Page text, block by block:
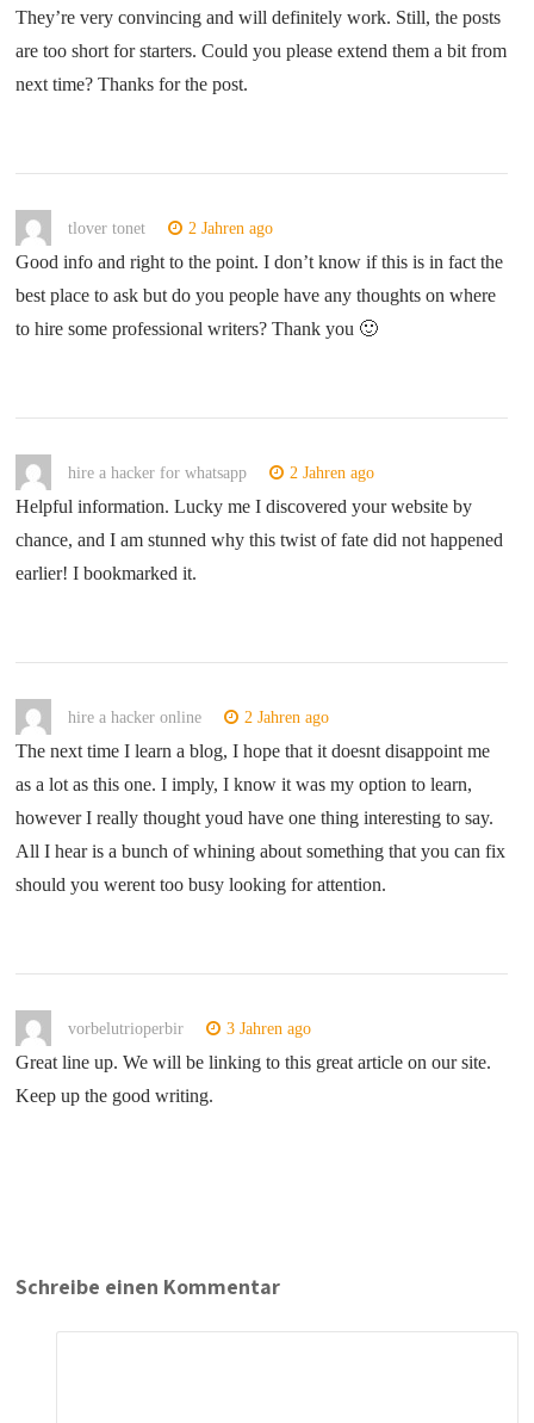
They’re very convincing and will definitely work. Still, the posts
are too short for starters. Could you please extend them a bit from
next time? Thanks for the post.
tlover tonet 2 Jahren ago
Good info and right to the point. I don’t know if this is in fact the
best place to ask but do you people have any thoughts on where
to hire some professional writers? Thank you 🙂
hire a hacker for whatsapp 2 Jahren ago
Helpful information. Lucky me I discovered your website by
chance, and I am stunned why this twist of fate did not happened
earlier! I bookmarked it.
hire a hacker online 2 Jahren ago
The next time I learn a blog, I hope that it doesnt disappoint me
as a lot as this one. I imply, I know it was my option to learn,
however I really thought youd have one thing interesting to say.
All I hear is a bunch of whining about something that you can fix
should you werent too busy looking for attention.
vorbelutrioperbir 3 Jahren ago
Great line up. We will be linking to this great article on our site.
Keep up the good writing.
Schreibe einen Kommentar